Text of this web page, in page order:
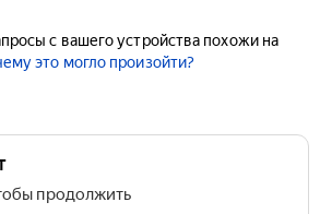
с вашего устройства похожи на
это могло произойти?
продолжить